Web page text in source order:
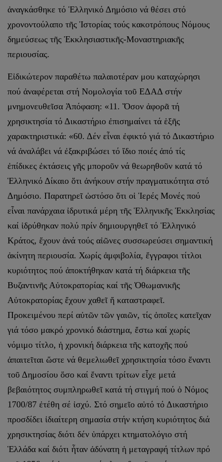
ἀναγκάσθηκε τό Ἑλληνικό Δημόσιο νά θέσει στό
χρονοντούλαπο τῆς Ἱστορίας τούς κακοτρόπους Νόμους
δημεύσεως τῆς Ἐκκλησιαστικῆς-Μοναστηριακῆς
περιουσίας.
Εἰδικώτερον παραθέτω παλαιοτέραν μου καταχώρησι
πού ἀναφέρεται στή Νομολογία τοῦ ΕΔΑΔ στήν
μνημονευθεῖσα Ἀπόφαση: «11. Ὅσον ἀφορᾶ τή
χρησικτησία τό Δικαστήριο ἐπισημαίνει τά ἑξῆς
χαρακτηριστικά: «60. Δέν εἶναι ἐφικτό γιά τό Δικαστήριο
νά ἀναλάβει νά ἐξακριβώσει τό ἴδιο ποιές ἀπό τίς
ἐπίδικες ἐκτάσεις γῆς μποροῦν νά θεωρηθοῦν κατά τό
Ἑλληνικό Δίκαιο ὅτι ἀνήκουν στήν πραγματικότητα στό
Δημόσιο. Παρατηρεῖ ὡστόσο ὅτι οἱ Ἱερές Μονές πού
εἶναι πανάρχαια ἰδρυτικά μέρη τῆς Ἑλληνικῆς Ἐκκλησίας
καί ἱδρύθηκαν πολύ πρίν δημιουργηθεῖ τό Ἑλληνικό
Κράτος, ἔχουν ἀνά τούς αἰῶνες συσσωρεύσει σημαντική
ἀκίνητη περιουσία. Χωρίς ἀμφιβολία, ἔγγραφοι τίτλοι
κυριότητος πού ἀποκτήθηκαν κατά τή διάρκεια τῆς
Βυζαντινῆς Αὐτοκρατορίας καί τῆς Ὀθωμανικῆς
Αὐτοκρατορίας ἔχουν χαθεῖ ἤ καταστραφεῖ.
Προκειμένου περί αὐτῶν τῶν γαιῶν, τίς ὁποῖες κατεῖχαν
γιά τόσο μακρό χρονικό διάστημα, ἔστω καί χωρίς
νόμιμο τίτλο, ἡ χρονική διάρκεια τῆς κατοχῆς πού
ἀπαιτεῖται ὥστε νά θεμελιωθεῖ χρησικτησία τόσο ἔναντι
τοῦ Δημοσίου ὅσο καί ἔναντι τρίτων εἶχε μετά
βεβαιότητος συμπληρωθεῖ κατά τή στιγμή πού ὁ Νόμος
1700/87 ἐτέθη σέ ἰσχύ. Στό σημεῖο αὐτό τό Δικαστήριο
προσδίδει ἰδιαίτερη σημασία στήν κτήση κυριότητος διά
χρησικτησίας διότι δέν ὑπάρχει κτηματολόγιο στή
Ἑλλάδα καί διότι ἦταν ἀδύνατη ἡ μεταγραφή τίτλων πρό